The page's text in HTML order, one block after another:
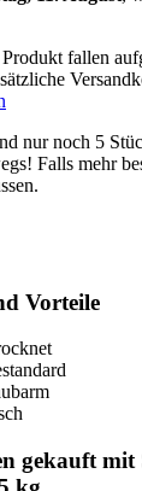
fallen
nur noch 5
Falls mehr
Vorteile
gekauft